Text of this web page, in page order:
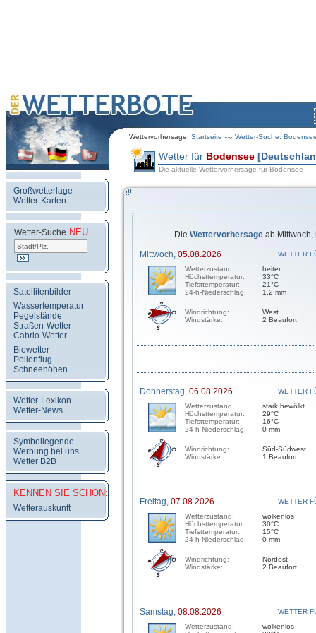
Wettervorhersage: Startseite Wetter-Suche:
Großwetterlage
Wetter-Karten
Wetter-Suche NEU
Satellitenbilder
Wassertemperatur
Pegelstände
Straßen-Wetter
Cabrio-Wetter
Biowetter
Pollenflug
Schneehöhen
Wetter-Lexikon
Wetter-News
Symbollegende
Werbung bei uns
Wetter B2B
KENNEN SIE SCHON:
Wetterauskunft
Wetter für Bodensee
Die aktuelle Wettervorhersage für Bodensee
Die Wettervorhersage ab Mittwoch,
Mittwoch, 05.08.2026
WETTER
Wetterzustand:
Höchsttemperatur:
Tiefsttemperatur:
24-h-Niederschlag:
heiter
33°C
21°C
1.2 mm
Windrichtung:
Windstärke:
West
2 Beaufort
Donnerstag, 06.08.2026
WETTER
Wetterzustand:
Höchsttemperatur:
Tiefsttemperatur:
24-h-Niederschlag:
stark bewölkt
29°C
16°C
0 mm
Windrichtung:
Windstärke:
Süd-Südwest
1 Beaufort
Freitag, 07.08.2026
WETTER
Wetterzustand:
Höchsttemperatur:
Tiefsttemperatur:
24-h-Niederschlag:
wolkenlos
30°C
15°C
0 mm
Windrichtung:
Windstärke:
Nordost
2 Beaufort
Samstag, 08.08.2026
WETTER
Wetterzustand:
wolkenlos